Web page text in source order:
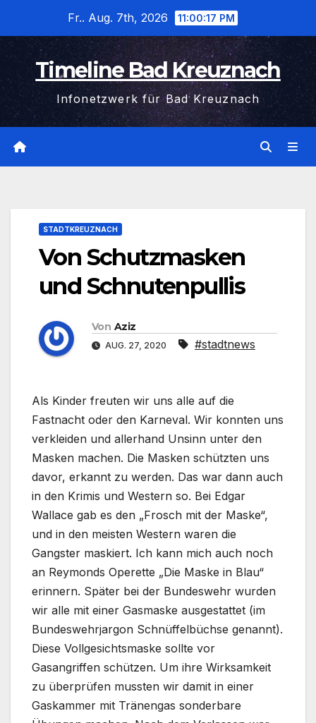
wechseln
Fr.. Aug. 7th, 2026 11:00:17 PM
Timeline Bad Kreuznach
Infonetzwerk für Bad Kreuznach
STADTKREUZNACH
Von Schutzmasken
und Schnutenpullis
Von Aziz
AUG. 27, 2020 #stadtnews
Als Kinder freuten wir uns alle auf die
Fastnacht oder den Karneval. Wir konnten uns
verkleiden und allerhand Unsinn unter den
Masken machen. Die Masken schützten uns
davor, erkannt zu werden. Das war dann auch
in den Krimis und Western so. Bei Edgar
Wallace gab es den „Frosch mit der Maske“,
und in den meisten Western waren die
Gangster maskiert. Ich kann mich auch noch
an Reymonds Operette „Die Maske in Blau“
erinnern. Später bei der Bundeswehr wurden
wir alle mit einer Gasmaske ausgestattet (im
Bundeswehrjargon Schnüffelbüchse genannt).
Diese Vollgesichtsmaske sollte vor
Gasangriffen schützen. Um ihre Wirksamkeit
zu überprüfen mussten wir damit in einer
Gaskammer mit Tränengas sonderbare